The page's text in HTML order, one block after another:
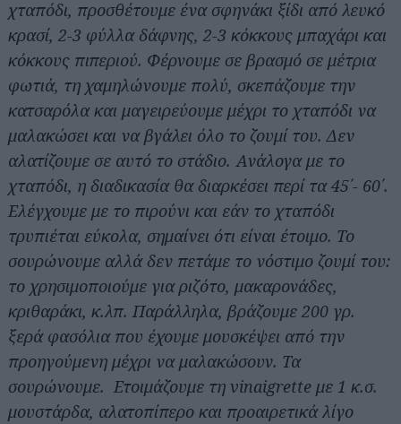
χταπόδι, προσθέτουμε ένα σφηνάκι ξίδι από λευκό
κρασί, 2-3 φύλλα δάφνης, 2-3 κόκκους μπαχάρι και
κόκκους πιπεριού. Φέρνουμε σε βρασμό σε μέτρια
φωτιά, τη χαμηλώνουμε πολύ, σκεπάζουμε την
κατσαρόλα και μαγειρεύουμε μέχρι το χταπόδι να
μαλακώσει και να βγάλει όλο το ζουμί του. Δεν
αλατίζουμε σε αυτό το στάδιο. Ανάλογα με το
χταπόδι, η διαδικασία θα διαρκέσει περί τα 45΄- 60΄.
Ελέγχουμε με το πιρούνι και εάν το χταπόδι
τρυπιέται εύκολα, σημαίνει ότι είναι έτοιμο. Το
σουρώνουμε αλλά δεν πετάμε το νόστιμο ζουμί του:
το χρησιμοποιούμε για ριζότο, μακαρονάδες,
κριθαράκι, κ.λπ. Παράλληλα, βράζουμε 200 γρ.
ξερά φασόλια που έχουμε μουσκέψει από την
προηγούμενη μέχρι να μαλακώσουν. Τα
σουρώνουμε. Ετοιμάζουμε τη vinaigrette με 1 κ.σ.
μουστάρδα, αλατοπίπερο και προαιρετικά λίγο